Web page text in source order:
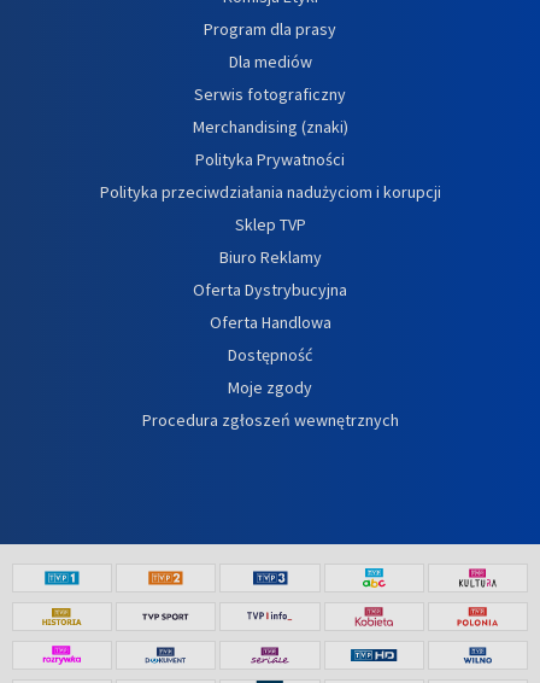
Program dla prasy
Dla mediów
Serwis fotograficzny
Merchandising (znaki)
Polityka Prywatności
Polityka przeciwdziałania nadużyciom i korupcji
Sklep TVP
Biuro Reklamy
Oferta Dystrybucyjna
Oferta Handlowa
Dostępność
Moje zgody
Procedura zgłoszeń wewnętrznych